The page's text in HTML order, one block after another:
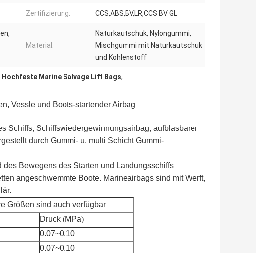
Zertifizierung: CCS,ABS,BV,LR,CCS BV GL
Material:
Naturkautschuk, Nylongummi,
Mischgummi mit Naturkautschuk
und Kohlenstoff
Hochfeste Marine Salvage Lift Bags,
Vessle und Boots-startender Airbag
Schiffs, Schiffswiedergewinnungsairbag, aufblasbarer
durch Gummi- u. multi Schicht Gummi-
des Bewegens des Starten und Landungsschiffs
angeschwemmte Boote. Marineairbags sind mit Werft,
Größen sind auch verfügbar
Druck (MPa)
0.07~0.10
0.07~0.10